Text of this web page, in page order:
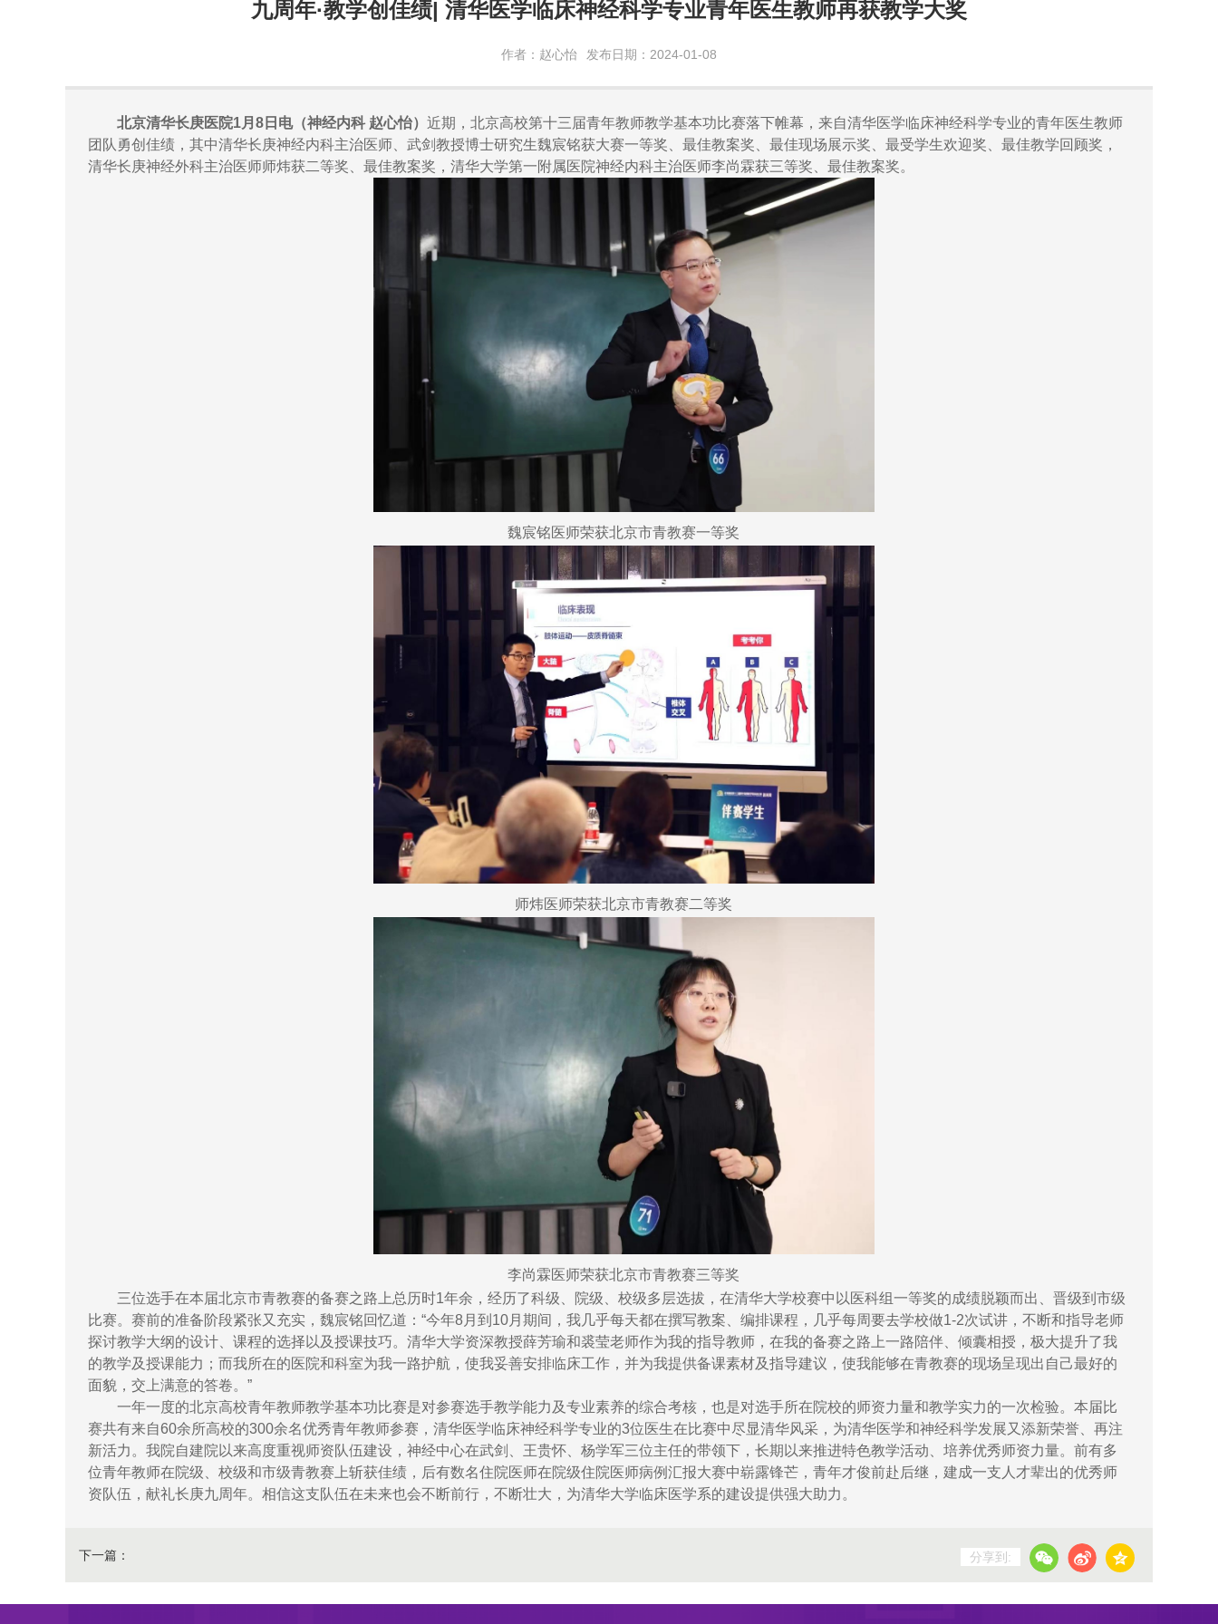
九周年·教学创佳绩| 清华医学临床神经科学专业青年医生教师再获教学大奖
作者：赵心怡 发布日期：2024-01-08
北京清华长庚医院1月8日电（神经内科 赵心怡） 近期，北京高校第十三届青年教师教学基本功比赛落下帷幕，来自清华医学临床神经科学专业的青年医生教师
团队勇创佳绩，其中清华长庚神经内科主治医师、武剑教授博士研究生魏宸铭获大赛一等奖、最佳教案奖、最佳现场展示奖、最受学生欢迎奖、最佳教学回顾奖，
清华长庚神经外科主治医师师炜获二等奖、最佳教案奖，清华大学第一附属医院神经内科主治医师李尚霖获三等奖、最佳教案奖。
魏宸铭医师荣获北京市青教赛一等奖
师炜医师荣获北京市青教赛二等奖
李尚霖医师荣获北京市青教赛三等奖
三位选手在本届北京市青教赛的备赛之路上总历时1年余，经历了科级、院级、校级多层选拔，在清华大学校赛中以医科组一等奖的成绩脱颖而出、晋级到市级
比赛。赛前的准备阶段紧张又充实，魏宸铭回忆道：“今年8月到10月期间，我几乎每天都在撰写教案、编排课程，几乎每周要去学校做1-2次试讲，不断和指导老师
探讨教学大纲的设计、课程的选择以及授课技巧。清华大学资深教授薛芳瑜和裘莹老师作为我的指导教师，在我的备赛之路上一路陪伴、倾囊相授，极大提升了我
的教学及授课能力；而我所在的医院和科室为我一路护航，使我妥善安排临床工作，并为我提供备课素材及指导建议，使我能够在青教赛的现场呈现出自己最好的
面貌，交上满意的答卷。”
一年一度的北京高校青年教师教学基本功比赛是对参赛选手教学能力及专业素养的综合考核，也是对选手所在院校的师资力量和教学实力的一次检验。本届比
赛共有来自60余所高校的300余名优秀青年教师参赛，清华医学临床神经科学专业的3位医生在比赛中尽显清华风采，为清华医学和神经科学发展又添新荣誉、再注
新活力。我院自建院以来高度重视师资队伍建设，神经中心在武剑、王贵怀、杨学军三位主任的带领下，长期以来推进特色教学活动、培养优秀师资力量。前有多
位青年教师在院级、校级和市级青教赛上斩获佳绩，后有数名住院医师在院级住院医师病例汇报大赛中崭露锋芒，青年才俊前赴后继，建成一支人才辈出的优秀师
资队伍，献礼长庚九周年。相信这支队伍在未来也会不断前行，不断壮大，为清华大学临床医学系的建设提供强大助力。
下一篇： 分享到: